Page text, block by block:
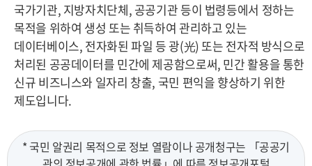
국가기관, 지방자치단체, 공공기관 등이 법령등에서 정하는
목적을 위하여 생성 또는 취득하여 관리하고 있는
데이터베이스, 전자화된 파일 등 광(光) 또는 전자적 방식으로
처리된 공공데이터를 민간에 제공함으로써, 민간 활용을 통한
신규 비즈니스와 일자리 창출, 국민 편익을 향상하기 위한
제도입니다.
* 국민 알권리 목적으로 정보 열람이나 공개청구는 「공공기